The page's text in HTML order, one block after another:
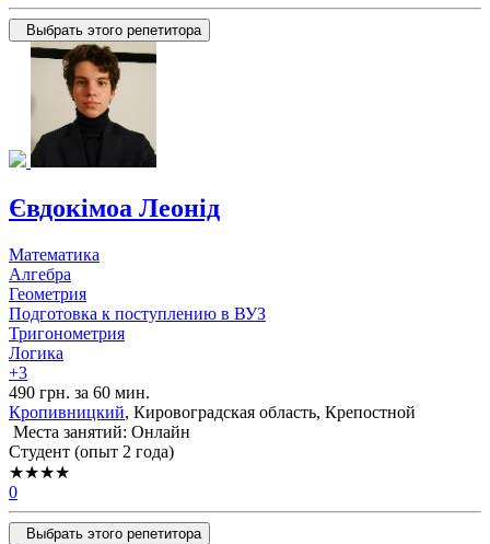
Выбрать этого репетитора
Євдокімоа Леонід
Математика
Алгебра
Геометрия
Подготовка к поступлению в ВУЗ
Тригонометрия
Логика
+3
490 грн. за 60 мин.
Кропивницкий, Кировоградская область, Крепостной
Места занятий: Онлайн
Cтудент (опыт 2 года)
★★★★
0
Выбрать этого репетитора